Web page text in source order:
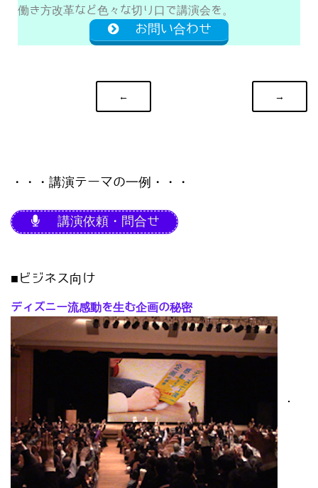
働き方改革など色々な切り口で講演会を。
お問い合わせ
← →
・・・講演テーマの一例・・・
講演依頼・問合せ
■ビジネス向け
ディズニー流感動を生む企画の秘密
･